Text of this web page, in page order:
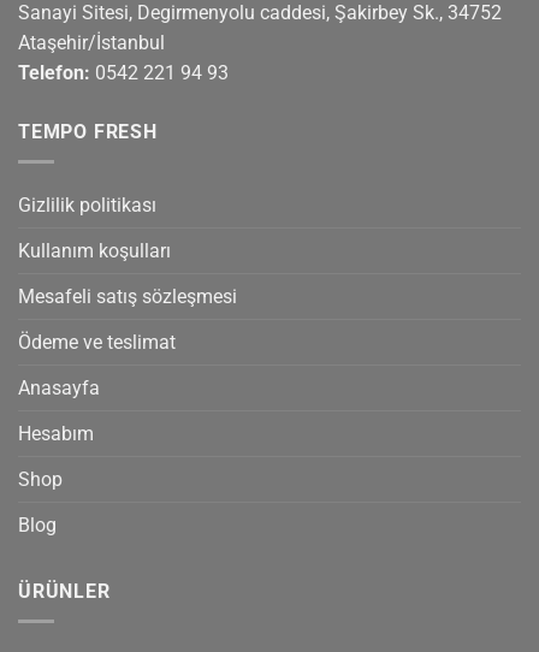
Sanayi Sitesi, Degirmenyolu caddesi, Şakirbey Sk., 34752
Ataşehir/İstanbul
Telefon: 0542 221 94 93
TEMPO FRESH
Gizlilik politikası
Kullanım koşulları
Mesafeli satış sözleşmesi
Ödeme ve teslimat
Anasayfa
Hesabım
Shop
Blog
ÜRÜNLER